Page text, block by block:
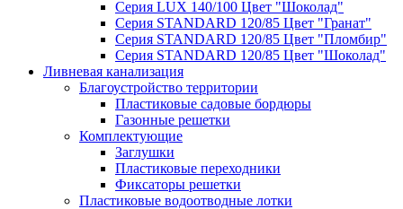
Серия LUX 140/100 Цвет "Шоколад"
Серия STANDARD 120/85 Цвет "Гранат"
Серия STANDARD 120/85 Цвет "Пломбир"
Серия STANDARD 120/85 Цвет "Шоколад"
Ливневая канализация
Благоустройство территории
Пластиковые садовые бордюры
Газонные решетки
Комплектующие
Заглушки
Пластиковые переходники
Фиксаторы решетки
Пластиковые водоотводные лотки